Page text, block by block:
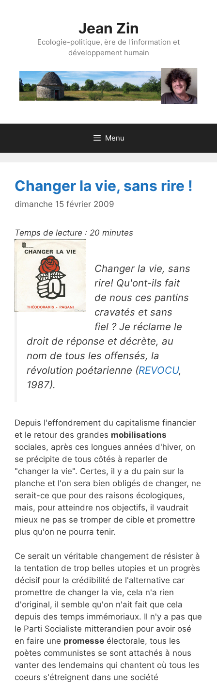
Jean Zin
Ecologie-politique, ère de l'information et
développement humain
Menu
Changer la vie, sans rire !
dimanche 15 février 2009
Temps de lecture : 20 minutes
Changer la vie, sans
rire! Qu'ont-ils fait
de nous ces pantins
cravatés et sans
fiel ? Je réclame le
droit de réponse et décrète, au
nom de tous les offensés, la
révolution poétarienne (REVOCU,
1987).
Depuis l'effondrement du capitalisme financier
et le retour des grandes mobilisations
sociales, après ces longues années d'hiver, on
se précipite de tous côtés à reparler de
"changer la vie". Certes, il y a du pain sur la
planche et l'on sera bien obligés de changer, ne
serait-ce que pour des raisons écologiques,
mais, pour atteindre nos objectifs, il vaudrait
mieux ne pas se tromper de cible et promettre
plus qu'on ne pourra tenir.
Ce serait un véritable changement de résister à
la tentation de trop belles utopies et un progrès
décisif pour la crédibilité de l'alternative car
promettre de changer la vie, cela n'a rien
d'original, il semble qu'on n'ait fait que cela
depuis des temps immémoriaux. Il n'y a pas que
le Parti Socialiste mitterandien pour avoir osé
en faire une promesse électorale, tous les
poètes communistes se sont attachés à nous
vanter des lendemains qui chantent où tous les
coeurs s'étreignent dans une société